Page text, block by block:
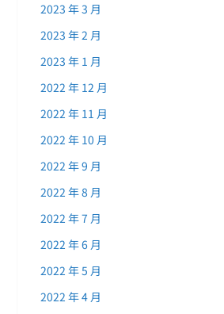
2023 年 3 月
2023 年 2 月
2023 年 1 月
2022 年 12 月
2022 年 11 月
2022 年 10 月
2022 年 9 月
2022 年 8 月
2022 年 7 月
2022 年 6 月
2022 年 5 月
2022 年 4 月